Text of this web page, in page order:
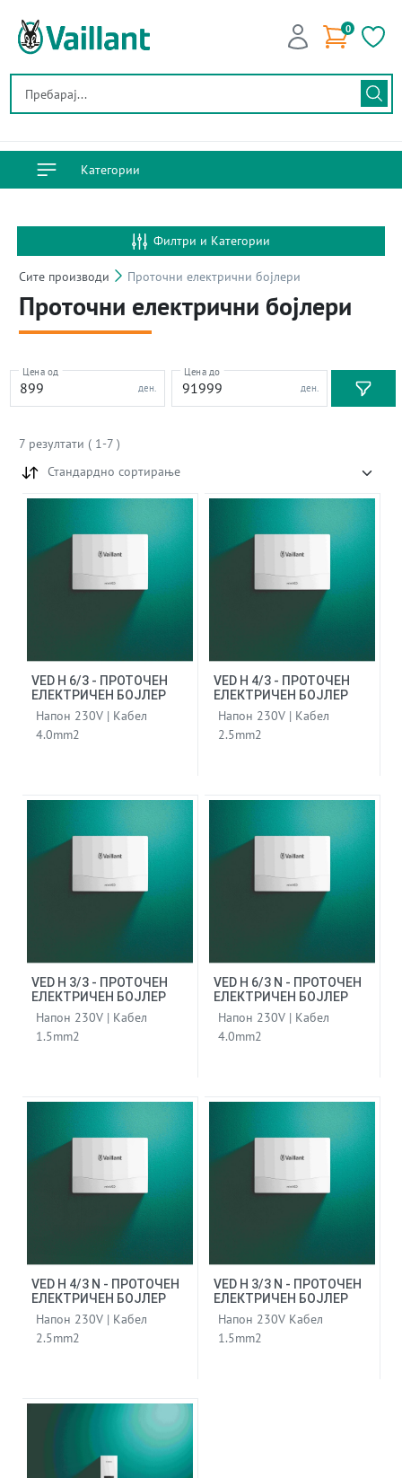
0
Категории
Филтри и Категории
Сите производи Проточни електрични бојлери
Проточни електрични бојлери
ден.
Цена од
ден.
Цена до
7 резултати ( 1-7 )
Стандардно сортирање
VED H 6/3 - ПРОТОЧЕН
ЕЛЕКТРИЧЕН БОЈЛЕР
Напон 230V | Кабел
4.0mm2
VED H 4/3 - ПРОТОЧЕН
ЕЛЕКТРИЧЕН БОЈЛЕР
Напон 230V | Кабел
2.5mm2
VED H 3/3 - ПРОТОЧЕН
ЕЛЕКТРИЧЕН БОЈЛЕР
Напон 230V | Кабел
1.5mm2
VED H 6/3 N - ПРОТОЧЕН
ЕЛЕКТРИЧЕН БОЈЛЕР
Напон 230V | Кабел
4.0mm2
VED H 4/3 N - ПРОТОЧЕН
ЕЛЕКТРИЧЕН БОЈЛЕР
Напон 230V | Кабел
2.5mm2
VED H 3/3 N - ПРОТОЧЕН
ЕЛЕКТРИЧЕН БОЈЛЕР
Напон 230V Кабел
1.5mm2